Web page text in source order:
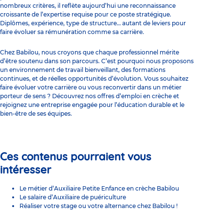
nombreux critères, il reflète aujourd’hui une reconnaissance
croissante de l’expertise requise pour ce poste stratégique.
Diplômes, expérience, type de structure… autant de leviers pour
faire évoluer sa rémunération comme sa carrière.
Chez Babilou, nous croyons que chaque professionnel mérite
d’être soutenu dans son parcours. C’est pourquoi nous proposons
un environnement de travail bienveillant, des formations
continues, et de réelles opportunités d’évolution. Vous souhaitez
faire évoluer votre carrière ou vous reconvertir dans un métier
porteur de sens ? Découvrez nos offres d’emploi en crèche et
rejoignez une entreprise engagée pour l’éducation durable et le
bien-être de ses équipes.
Ces contenus pourraient vous
intéresser
Le métier d’Auxiliaire Petite Enfance en crèche Babilou
Le salaire d’Auxiliaire de puériculture
Réaliser votre stage ou votre alternance chez Babilou !